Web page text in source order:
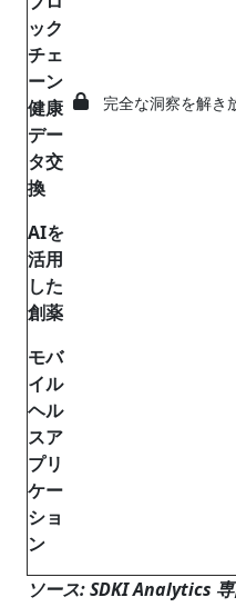
完全な洞察を解き
ック
チェ
ーン
健康
デー
タ交
換
AIを
活用
した
創薬
モバ
イル
ヘル
スア
プリ
ケー
ショ
ン
ソース: SDKI Analytics